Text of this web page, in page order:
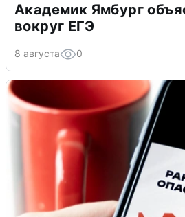
Академик Ямбург
вокруг ЕГЭ
8 августа 0